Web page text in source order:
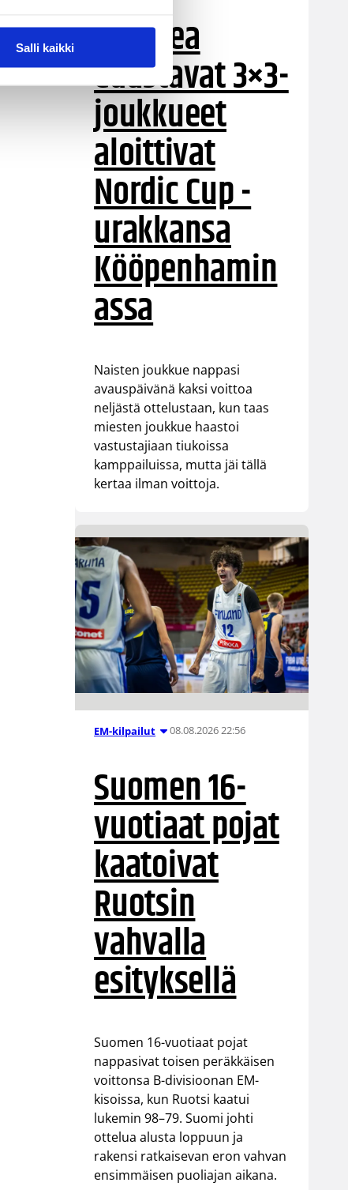
Salli kaikki Suomea
edustavat 3×3-
joukkueet
aloittivat
Nordic Cup -
urakkansa
Kööpenhamin
assa
Naisten joukkue nappasi
avauspäivänä kaksi voittoa
neljästä ottelustaan, kun taas
miesten joukkue haastoi
vastustajiaan tiukoissa
kamppailuissa, mutta jäi tällä
kertaa ilman voittoja.
EM-kilpailut 08.08.2026 22:56
Suomen 16-
vuotiaat pojat
kaatoivat
Ruotsin
vahvalla
esityksellä
Suomen 16-vuotiaat pojat
nappasivat toisen peräkkäisen
voittonsa B-divisioonan EM-
kisoissa, kun Ruotsi kaatui
lukemin 98–79. Suomi johti
ottelua alusta loppuun ja
rakensi ratkaisevan eron vahvan
ensimmäisen puoliajan aikana.